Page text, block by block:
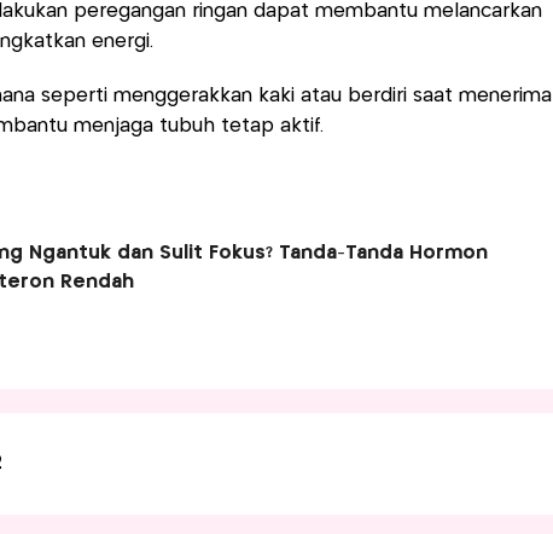
peregangan ringan dapat membantu melancarkan
energi.
seperti menggerakkan kaki atau berdiri saat menerima
menjaga tubuh tetap aktif.
Ngantuk dan Sulit Fokus? Tanda-Tanda Hormon
Rendah